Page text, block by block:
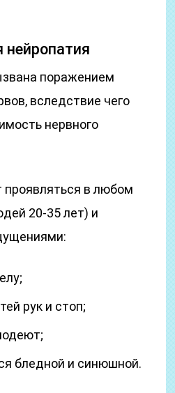
нейропатия
поражением
вследствие чего
нервного
в любом
20-35 лет) и
рук и стоп;
бледной и синюшной.